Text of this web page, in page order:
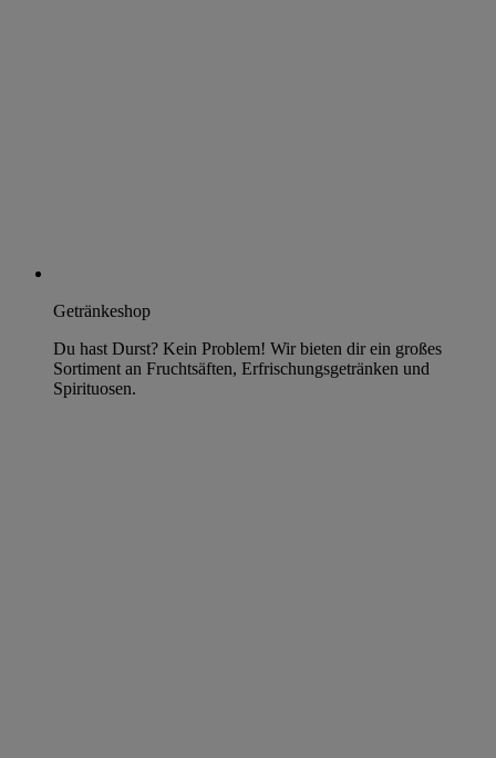
Getränkeshop
Du hast Durst? Kein Problem! Wir bieten dir ein großes
Sortiment an Fruchtsäften, Erfrischungsgetränken und
Spirituosen.